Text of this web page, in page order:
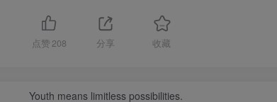
点赞 208 分享 收藏
Youth means limitless possibilities.